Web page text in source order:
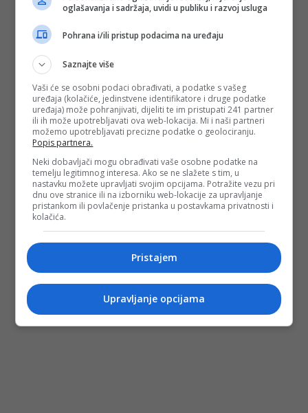
#novak đoković #tenis #operacija
lista
oglašavanja i sadržaja, uvidi u publiku i razvoj usluga
Pohrana i/ili pristup podacima na uređaju
Saznajte više
Vaši će se osobni podaci obrađivati, a podatke s vašeg
uređaja (kolačiće, jedinstvene identifikatore i druge podatke
uređaja) može pohranjivati, dijeliti te im pristupati 241 partner
ili ih može upotrebljavati ova web-lokacija. Mi i naši partneri
možemo upotrebljavati precizne podatke o geolociranju.
Popis partnera.
Neki dobavljači mogu obrađivati vaše osobne podatke na
temelju legitimnog interesa. Ako se ne slažete s tim, u
nastavku možete upravljati svojim opcijama. Potražite vezu pri
dnu ove stranice ili na izborniku web-lokacije za upravljanje
pristankom ili povlačenje pristanka u postavkama privatnosti i
kolačića.
Pristajem
Upravljanje opcijama